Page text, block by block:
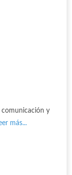
comunicación y
más...